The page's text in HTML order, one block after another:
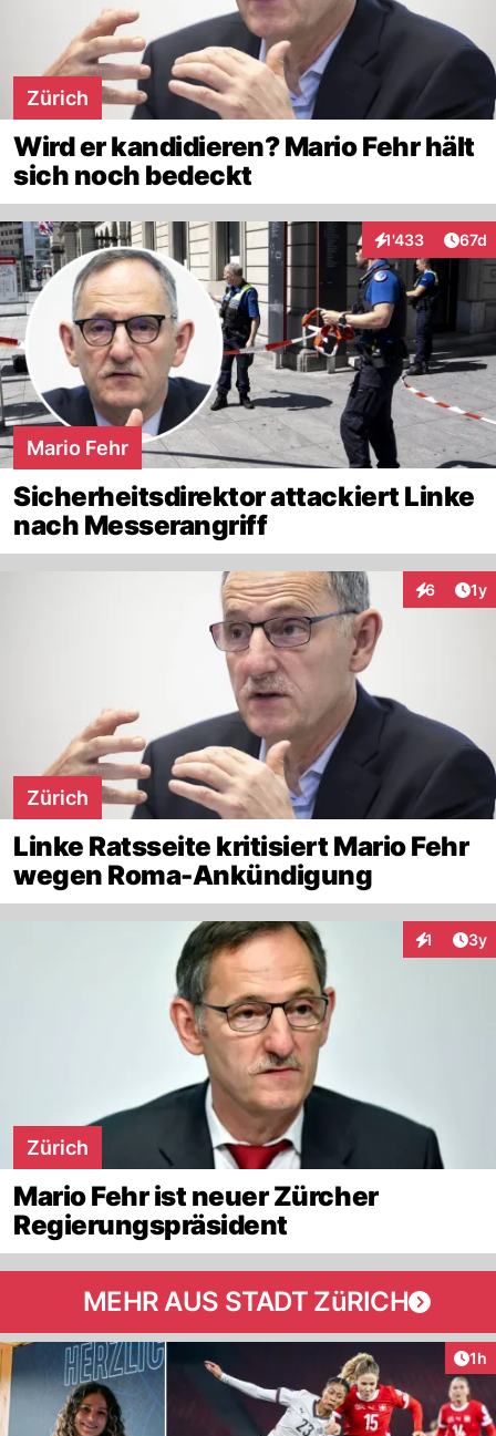
Zürich
Wird er kandidieren? Mario Fehr hält
sich noch bedeckt
1'433
Interaktionen67d
Mario Fehr
Sicherheitsdirektor attackiert Linke
nach Messerangriff
6 1y
Zürich
Linke Ratsseite kritisiert Mario Fehr
wegen Roma-Ankündigung
1 3y
Zürich
Mario Fehr ist neuer Zürcher
Regierungspräsident
MEHR AUS STADT ZüRICH
1h